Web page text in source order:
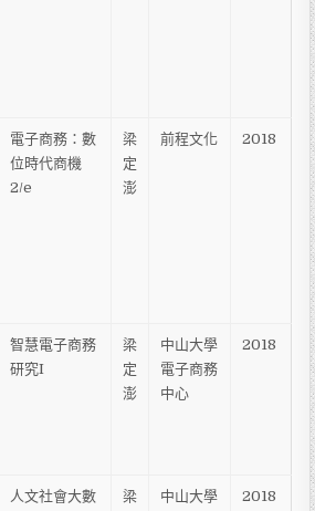
電子商務：數
位時代商機
2/e
梁
定
澎
前程文化 2018
智慧電子商務
研究I
梁
定
澎
中山大學
電子商務
中心
2018
人文社會大數
梁
中山大學
2018